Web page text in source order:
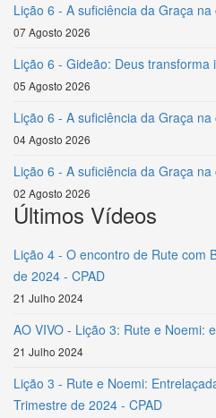
Lição 6 - A suficiência da Graça
07 Agosto 2026
Lição 6 - Gideão: Deus
05 Agosto 2026
Lição 6 - A suficiência da Graça
04 Agosto 2026
Lição 6 - A suficiência da Graça
02 Agosto 2026
Últimos Vídeos
Lição 4 - O encontro de Rute com
de 2024 - CPAD
21 Julho 2024
AO VIVO - Lição 3: Rute e Noemi:
21 Julho 2024
Lição 3 - Rute e Noemi:
Trimestre de 2024 - CPAD